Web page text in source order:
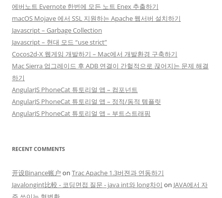
에버노트 Evernote 한번에 모든 노트 Enex 추출하기
macOS Mojave 에서 SSL 지원하는 Apache 웹서버 설치하기
Javascript – Garbage Collection
Javascript – 현대 모드 “use strict”
Cocos2d-X 웹게임 개발하기 – Mac에서 개발환경 구축하기
Mac Sierra 업그레이드 후 ADB 연결이 간헐적으로 끊어지는 문제 해결
하기
AngularJS PhoneCat 튜토리얼 앱 – 컴포넌트
AngularJS PhoneCat 튜토리얼 앱 – 정적/동적 템플릿
AngularJS PhoneCat 튜토리얼 앱 – 부트스트래핑
RECENT COMMENTS
开设Binance账户 on Trac Apache 1.3버젼과 연동하기
Javalongint比較 - 코딩면접 질문 - java int와 long차이 on JAVA에서 자